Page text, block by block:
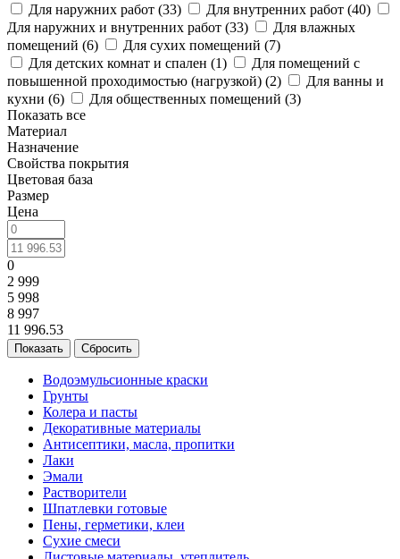
Для наружних работ (33) Для внутренних работ (40)
Для наружних и внутренних работ (33)
Для влажных
помещений (6) Для сухих помещений (7)
Для детских комнат и спален (1)
Для помещений с
повышенной проходимостью (нагрузкой) (2)
Для ванны и
кухни (6) Для общественных помещений (3)
Показать все
Материал
Назначение
Свойства покрытия
Цветовая база
Размер
Цена
0
2 999
5 998
8 997
11 996.53
Сбросить
Водоэмульсионные краски
Грунты
Колера и пасты
Декоративные материалы
Антисептики, масла, пропитки
Лаки
Эмали
Растворители
Шпатлевки готовые
Пены, герметики, клеи
Сухие смеси